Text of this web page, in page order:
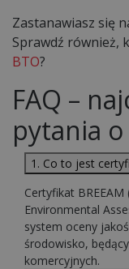
Zastanawiasz się
Sprawdź również,
BTO?
FAQ –
pytania o
1. Co to jest
Certyfikat
Environmental
system oceny
środowisko,
komercyjnych.